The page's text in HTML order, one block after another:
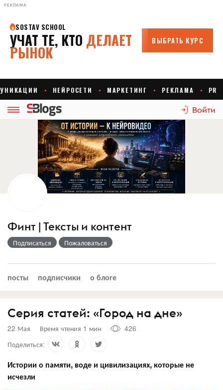
РЕКЛАМА
Войти
Финт | Тексты и контент
Подписаться Пожаловаться
посты подписчики о блоге
Серия статей: «Город на дне»
22 Мая Время чтения 1 мин
426
Поделиться:
Истории о памяти, воде и цивилизациях, которые не
исчезли